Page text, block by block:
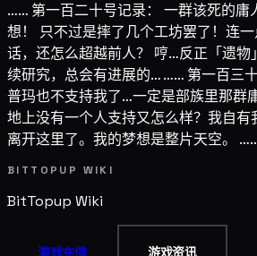
…… 第一百二十号记录： 一群该死的庸
想！ 只不过是摔了几个工坊罢了！连
话，还怎么超越前人？ 哼…反正「遗物
续研究，总会有进展的… …… 第一百三
普玛也不支持我了…一定是部族里那群
地上没有一个人支持又怎么样？我自
离开这里了。我的梦想是整片天空。
BITTOPUP WIKI
BitTopup Wiki
游戏充值 游戏资讯